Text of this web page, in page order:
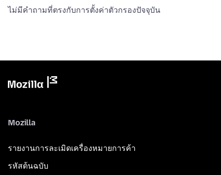
ไม่มีคำถามที่ตรงกับการตั้งค่าตัวกรองปัจจุบัน
Mozilla
รายงานการละเมิดเครื่องหมายการค้า
รหัสต้นฉบับ